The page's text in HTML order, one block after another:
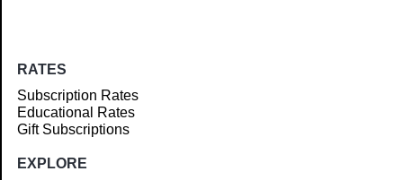
RATES
Subscription Rates
Educational Rates
Gift Subscriptions
EXPLORE